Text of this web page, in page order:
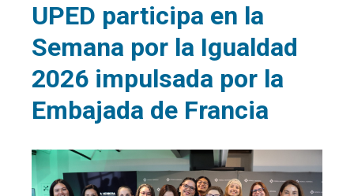
UPED participa en la
Semana por la Igualdad
2026 impulsada por la
Embajada de Francia